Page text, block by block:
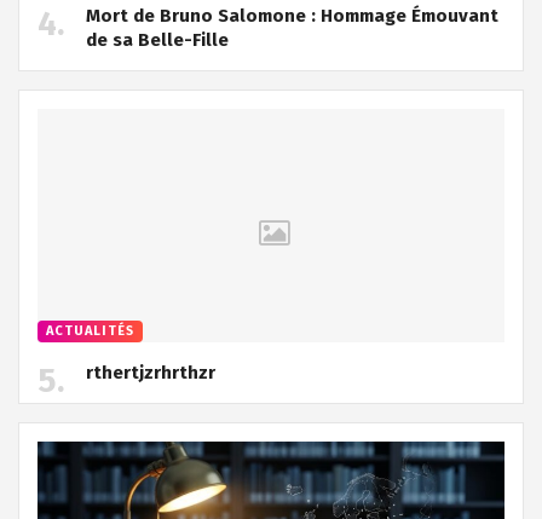
Mort de Bruno Salomone : Hommage Émouvant
de sa Belle-Fille
ACTUALITÉS
rthertjzrhrthzr